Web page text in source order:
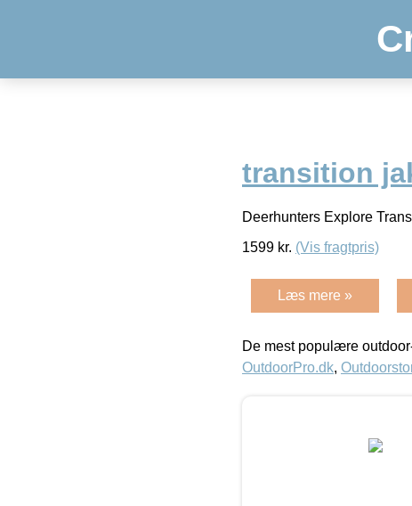
transition
Deerhunters Explore
1599 kr. (Vis fragtpris)
Læs mere »
De mest populære
OutdoorPro.dk,